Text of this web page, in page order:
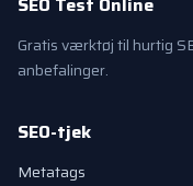
Gratis værktøj til hurtig
anbefalinger.
SEO-tjek
Metatags